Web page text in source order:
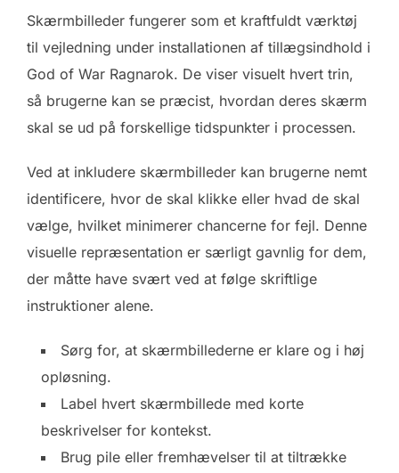
Skærmbilleder fungerer som et kraftfuldt værktøj
til vejledning under installationen af tillægsindhold i
God of War Ragnarok. De viser visuelt hvert trin,
så brugerne kan se præcist, hvordan deres skærm
skal se ud på forskellige tidspunkter i processen.
Ved at inkludere skærmbilleder kan brugerne nemt
identificere, hvor de skal klikke eller hvad de skal
vælge, hvilket minimerer chancerne for fejl. Denne
visuelle repræsentation er særligt gavnlig for dem,
der måtte have svært ved at følge skriftlige
instruktioner alene.
Sørg for, at skærmbillederne er klare og i høj
opløsning.
Label hvert skærmbillede med korte
beskrivelser for kontekst.
Brug pile eller fremhævelser til at tiltrække